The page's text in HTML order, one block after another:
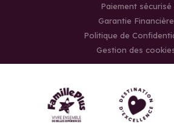
Paiement sécurisé
Garantie Financière
Politique de
Gestion des